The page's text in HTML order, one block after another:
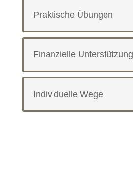
Praktische Übungen
Finanzielle Unterstützung
Individuelle Wege